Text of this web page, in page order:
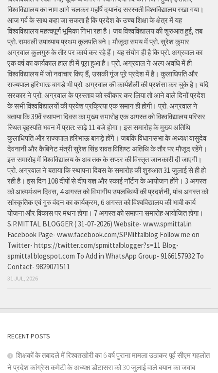
विश्वविद्यालय का नाम आगे चलकर महर्षि दयानंद सरस्वती विश्वविद्यालय रखा गया।
आज गर्व के साथ कहा जा सकता है कि प्रदेश के उच्च शिक्षा के क्षेत्र में यह
विश्वविद्यालय महत्वपूर्ण भूमिका निभा रहा है। जब विश्वविद्यालय की शुरुआत हुई, तब
प्रो. रामवली उपाध्याय प्रथम कुलपति बने। मौजूदा समय में प्रो. सुरेश कुमार
अग्रवाल कुलगुरु के तौर पर कार्य कर रहे हैं। यह संयोग ही है कि प्रो. अग्रवाल का
एक वर्ष का कार्यकाल हाल ही में पूरा हुआ है। प्रो. अग्रवाल ने अल्प अवधि में ही
विश्वविद्यालय में जो नवाचार किए हैं, उसकी गूंज पूरे प्रदेश में है। कुलाधिपति और
राज्यपाल हरिभाऊ बागड़े भी प्रो. अग्रवाल की कार्यशैली की प्रशंसा कर चुके है। यदि
सरकार ने प्रो. अग्रवाल के प्रस्ताव को स्वीकार कर लिया तो आने वाले दिनों प्रदेश
के सभी विश्वविद्यालयों की प्रवेश प्रक्रिया एक समान ही होगी। प्रो. अग्रवाल ने
बताया कि 39वें स्थापना दिवस का मुख्य समारोह एक अगस्त को विश्वविद्यालय परिसर
स्थित बृहस्पति भवन में प्रात: साढ़े 11 बजे होगा। इस समारोह के मुख्य अतिथि
कुलाधिपति और राज्यपाल हरिभाऊ बागड़े होंगे। जबकि विधानसभा के अध्यक्ष वासुदेव
देवनानी और कैबिनेट मंत्री सुरेश सिंह रावत विशिष्ट अतिथि के तौर पर मौजूद रहेंगे।
इस समारोह में विश्वविद्यालय के अब तक के सफर की विस्तृत जानकारी दी जाएगी।
प्रो. अग्रवाल ने बताया कि स्थापना दिवस के समारोह की शुरुआत 31 जुलाई से ही हो
रही है। इस दिन 108 दीपों से दीप यज्ञ और स्काई नॉर्टन के आयोजन होंगे। 3 अगस्त
को आत्ममंथन दिवस, 4 अगस्त को विभागीय उपलब्धियों की प्रदर्शनी, पांच अगस्त को
सांस्कृतिक एवं गुरु वंदन का कार्यक्रम, 6 अगस्त को विश्वविद्यालय की भावी कार्य
योजना और विकास पर मंथन होगा। 7 अगस्त को समापन समारोह आयोजित होगा।
S.P.MITTAL BLOGGER ( 31-07-2026) Website- www.spmittal.in
Facebook Page- www.facebook.com/SPMittalblog Follow me on
Twitter- https://twitter.com/spmittalblogger?s=11 Blog-
spmittal.blogspot.com To Add in WhatsApp Group- 9166157932 To
Contact- 9829071511
31 JUL, 2026
RECENT POSTS
शिक्षकों के तबादले में रिश्वतखोरी का 6 वर्ष पुराना मामला उठाकर पूर्व सीएम गहलोत
ने प्रदेश कांग्रेस कमेटी के अध्यक्ष डोटासरा को 30 जुलाई वाले बयान का जवाब